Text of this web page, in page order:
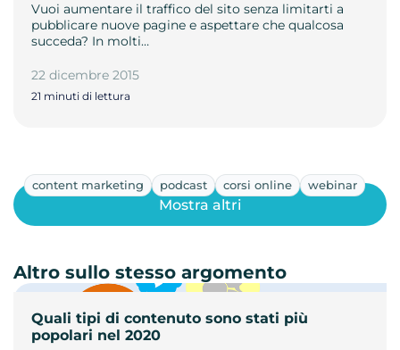
Vuoi aumentare il traffico del sito senza limitarti a
pubblicare nuove pagine e aspettare che qualcosa
succeda? In molti…
22 dicembre 2015
21 minuti di lettura
content marketing podcast corsi online webinar
Quali tipi di contenuto sono stati più
popolari nel 2020
Mostra altri
Altro sullo stesso argomento